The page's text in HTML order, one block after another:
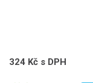
324 Kč s DPH